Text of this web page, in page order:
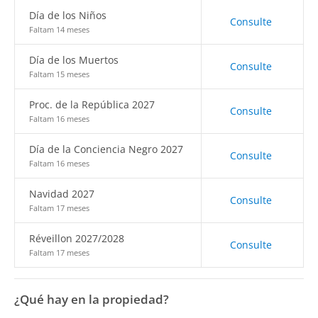
Día de los Niños
Faltam 14 meses
Consulte
Día de los Muertos
Faltam 15 meses
Consulte
Proc. de la República 2027
Faltam 16 meses
Consulte
Día de la Conciencia Negro 2027
Faltam 16 meses
Consulte
Navidad 2027
Faltam 17 meses
Consulte
Réveillon 2027/2028
Faltam 17 meses
Consulte
¿Qué hay en la propiedad?